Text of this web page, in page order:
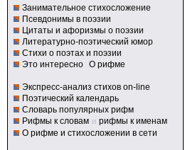
Занимательное стихосложение
Псевдонимы в поэзии
Цитаты и афоризмы о поэзии
Литературно-поэтический юмор
Стихи о поэтах и поэзии
Это интересно О рифме
Экспресс-анализ стихов on-line
Поэтический календарь
Словарь популярных рифм
Рифмы к словам и рифмы к именам
О рифме и стихосложении в сети